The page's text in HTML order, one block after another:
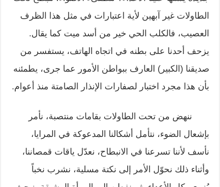
الطاولات غير آبهين لأية اعتبارات في مثل هذا الظرف
العصيب، فالكلب الحي خير من أسد ميت كما يقال.
يزحف أحدنا على بطنه في اتجاه الهاتف، يستفسر من
صديقنا (الكبير) العارف ببواطن الأمور عما جرى، يطمئنه
بأن هذا مجرد اختبار لصفارات الإنذار الصامتة منذ أعوام.
ننهض من تحت الطاولات بقامات منتصبة، نأمر
بإشعال الضوء، نتأمل أشكالنا المدعوكة في المرايا،
نأسف لأننا تسرعنا في الانبطاح، نعدّل ياقات قمصاننا،
وأثناء ذلك نحوّل الأمر إلى نكتة مسلية، نشرب نخباً